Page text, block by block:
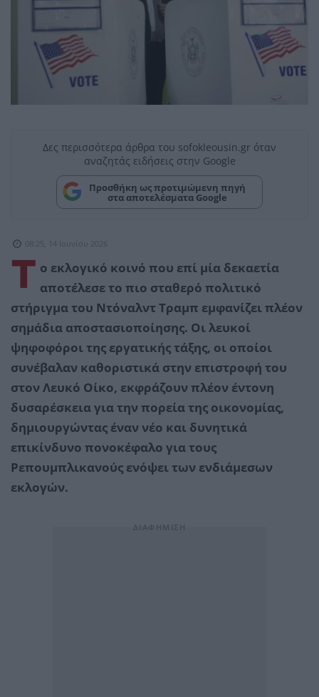
Δες περισσότερα άρθρα του sofokleousin.gr όταν
αναζητάς ειδήσεις στην Google
Προσθήκη ως προτιμώμενη πηγή
στα αποτελέσματα Google
08:25, 14 Ιουνίου 2026
Τ ο εκλογικό κοινό που επί μία δεκαετία
αποτέλεσε το πιο σταθερό πολιτικό
στήριγμα του Ντόναλντ Τραμπ εμφανίζει πλέον
σημάδια αποστασιοποίησης. Οι λευκοί
ψηφοφόροι της εργατικής τάξης, οι οποίοι
συνέβαλαν καθοριστικά στην επιστροφή του
στον Λευκό Οίκο, εκφράζουν πλέον έντονη
δυσαρέσκεια για την πορεία της οικονομίας,
δημιουργώντας έναν νέο και δυνητικά
επικίνδυνο πονοκέφαλο για τους
Ρεπουμπλικανούς ενόψει των ενδιάμεσων
εκλογών.